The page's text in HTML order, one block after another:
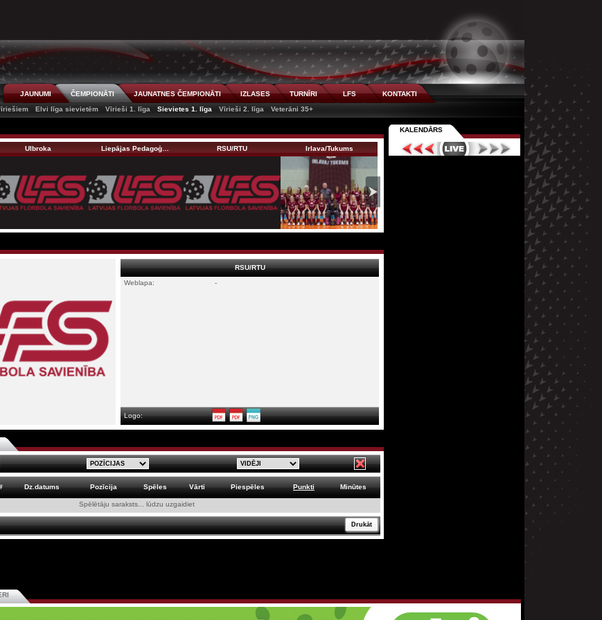
JAUNUMI ČEMPIONĀTI JAUNATNES ČEMPIONĀTI IZLASES TURNĪRI LFS
KONTAKTI
Elvi līga sievietēm Vīrieši 1. līga Sievietes 1. līga Vīrieši 2. līga Veterāni 35+
Ulbroka Liepājas Pedagoģ… RSU/RTU Irlava/Tukums
RSU/RTU
Weblapa:
-
Logo:
Dz.datums Pozīcija Spēles Vārti Piespēles Punkti Minūtes
Spēlētāju saraksts... lūdzu uzgaidiet
Drukāt
KALENDĀRS